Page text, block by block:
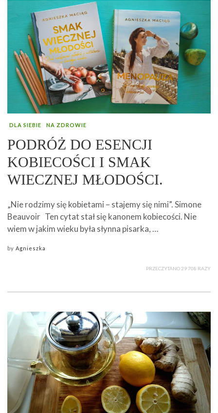
DLA SIEBIE NA ZDROWIE
PODRÓŻ DO ESENCJI
KOBIECOŚCI I SMAK
WIECZNEJ MŁODOŚCI.
„Nie rodzimy się kobietami – stajemy się nimi”. Simone
Beauvoir Ten cytat stał się kanonem kobiecości. Nie
wiem w jakim wieku była słynna pisarka, …
by Agnieszka
PRZECZYTANO 29 708 RAZY